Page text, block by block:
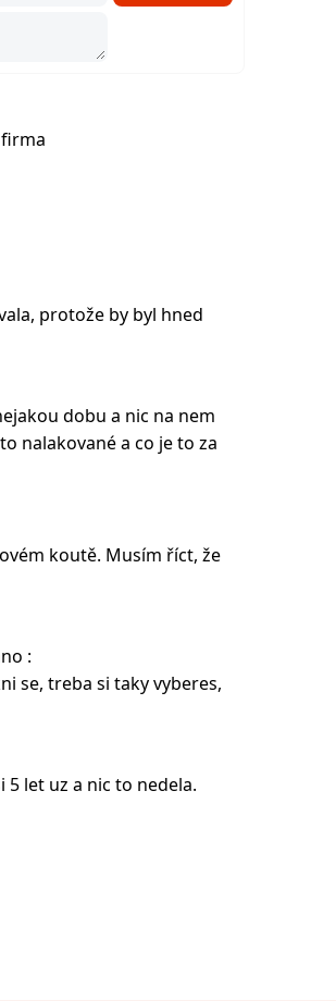
protože by byl hned
dobu a nic na nem
nalakované a co je to za
koutě. Musím říct, že
:
se, treba si taky vyberes,
let uz a nic to nedela.